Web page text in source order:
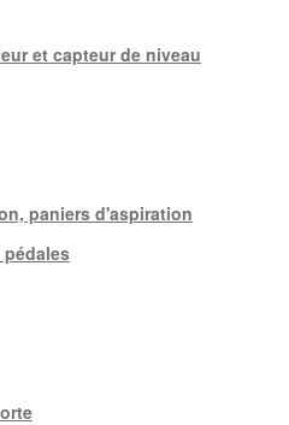
et capteur de niveau
paniers d'aspiration
pédales